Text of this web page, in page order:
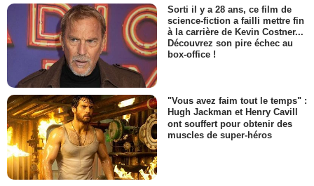
Sorti il y a 28 ans, ce film de
science-fiction a failli mettre fin
à la carrière de Kevin Costner...
Découvrez son pire échec au
box-office !
"Vous avez faim tout le temps" :
Hugh Jackman et Henry Cavill
ont souffert pour obtenir des
muscles de super-héros